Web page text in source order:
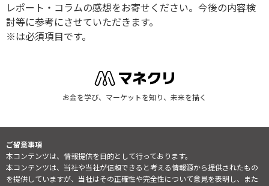
レポート・コラムの感想をお寄せください。今後の内容検
討等に参考にさせていただきます。
※は必須項目です。
お金を学び、マーケットを知り、未来を描く
ご留意事項
本コンテンツは、情報提供を目的として行っております。
本コンテンツは、当社や当社が信頼できると考える情報源から提供されたもの
を提供していますが、当社はその正確性や完全性について意見を表明し、また